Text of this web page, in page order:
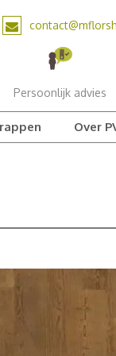
Persoonlijk advies
Over